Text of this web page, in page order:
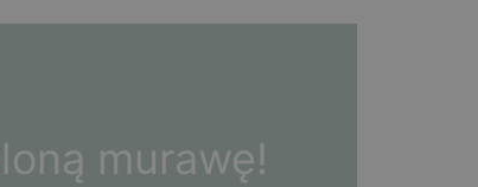
murawę!